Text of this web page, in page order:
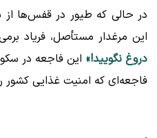
در حالی که طیور در قفس‌ها از
این مرغدار مستأصل، فریاد
دروغ نگویید!» این فاجعه در
فاجعه‌ای که امنیت غذایی کشور